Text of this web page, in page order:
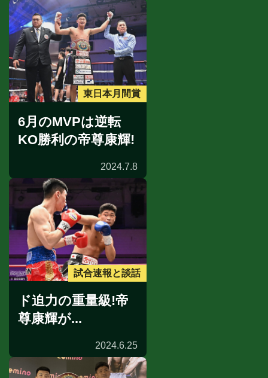
東日本月間賞
6月のMVPは逆転
KO勝利の帝尊康輝!
2024.7.8
試合速報と談話
ド迫力の重量級!帝
尊康輝が...
2024.6.25